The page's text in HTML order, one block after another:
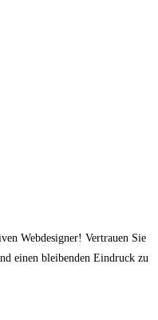
Webdesigner! Vertrauen Sie
einen bleibenden Eindruck zu